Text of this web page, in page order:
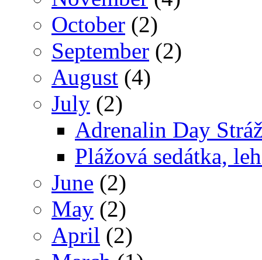
October (2)
September (2)
August (4)
July (2)
Adrenalin Day
Plážová sedátka,
June (2)
May (2)
April (2)